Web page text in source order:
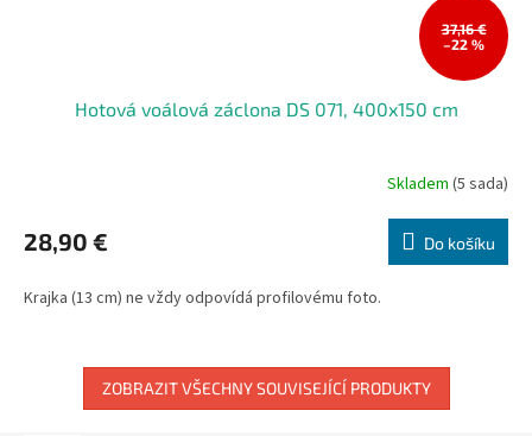
37,16 €
–22 %
Hotová voálová záclona DS 071, 400x150 cm
produktu
je
z
Skladem(5 sada)
28,90 € Do košíku
Krajka (13 cm) ne vždy odpovídá profilovému foto.
ZOBRAZIT VŠECHNY SOUVISEJÍCÍ PRODUKTY